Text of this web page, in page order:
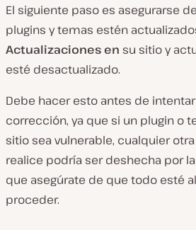
El siguiente paso es asegurarse
plugins y temas estén
Actualizaciones en su sitio y
esté desactualizado.
Debe hacer esto antes de
corrección, ya que si un plugin o
sitio sea vulnerable, cualquier
realice podría ser deshecha por
que asegúrate de que todo esté
proceder.